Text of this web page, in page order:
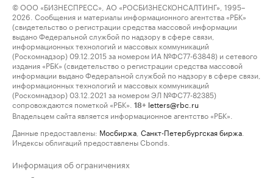
© ООО «БИЗНЕСПРЕСС», АО «РОСБИЗНЕСКОНСАЛТИНГ», 1995–
2026. Сообщения и материалы информационного агентства «РБК»
(свидетельство о регистрации средства массовой информации
выдано Федеральной службой по надзору в сфере связи,
информационных технологий и массовых коммуникаций
(Роскомнадзор) 09.12.2015 за номером ИА №ФС77-63848) и сетевого
издания «РБК» (свидетельство о регистрации средства массовой
информации выдано Федеральной службой по надзору в сфере связи,
информационных технологий и массовых коммуникаций
(Роскомнадзор) 03.12.2021 за номером ЭЛ №ФС77-82385)
сопровождаются пометкой «РБК».
18+ letters@rbc.ru
Владельцем сайта является информационное агентство «РБК».
Данные предоставлены: Мосбиржа Санкт-Петербургская биржа
Индексы облигаций предоставлены Cbonds.
Информация об ограничениях